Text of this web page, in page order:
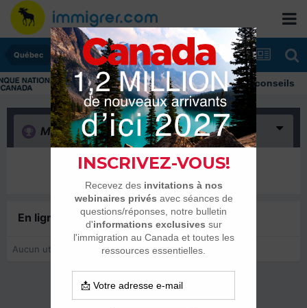
Québec
Immigrer au Canada: ressources et conseils
Merci (0)
Il n’y a encore rien ici
En ligne récemment0 membre est en ligne
Aucun utilisateur enregistré regarde cette page.